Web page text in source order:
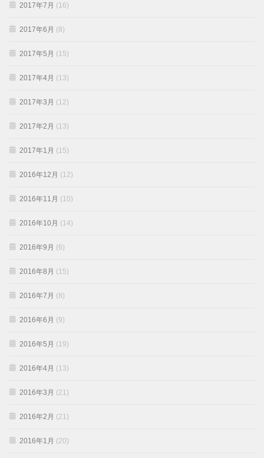
2017年7月 (16)
2017年6月 (8)
2017年5月 (15)
2017年4月 (13)
2017年3月 (12)
2017年2月 (13)
2017年1月 (15)
2016年12月 (12)
2016年11月 (10)
2016年10月 (14)
2016年9月 (6)
2016年8月 (15)
2016年7月 (8)
2016年6月 (9)
2016年5月 (19)
2016年4月 (13)
2016年3月 (21)
2016年2月 (21)
2016年1月 (20)